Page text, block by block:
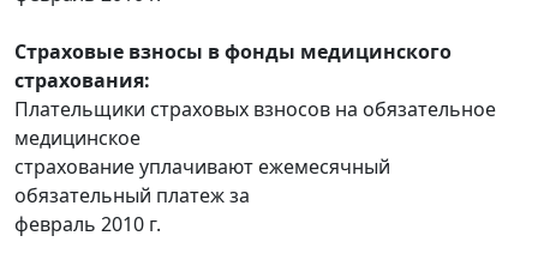
Страховые взносы в фонды медицинского
страхования:
Плательщики страховых взносов на обязательное
медицинское
страхование уплачивают ежемесячный
обязательный платеж за
февраль 2010 г.